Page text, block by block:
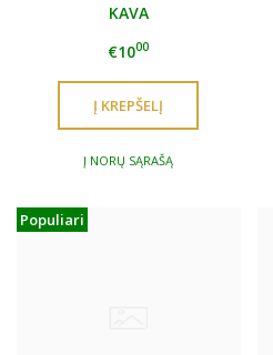
KAVA
€1000
Į NORŲ SĄRAŠĄ
Populiari